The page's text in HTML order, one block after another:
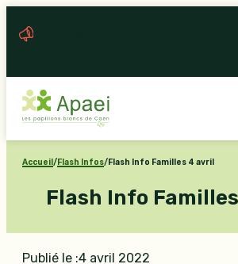
au
Accueil / Flash Infos/ Flash Info Familles 4 avril
Flash Info
Publié le :4 avril 2022